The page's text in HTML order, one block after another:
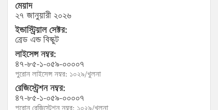
মেয়াদ
২৭ জানুয়ারী ২০২৬
ইন্ডাস্ট্রিয়াল সেক্টর:
ব্রেড এন্ড বিস্কুট
লাইসেন্স নম্বর:
৪৭-৮৫-১-০৫৯-০০০০৭
পুরোন লাইসেন্স নম্বর: ১০২৯/খুলনা
রেজিস্ট্রেশন নম্বর:
৪৭-৮৫-১-০৫৯-০০০০৭
পুরোন রেজিস্ট্রেশন নম্বর: ১০২৯/খুলনা